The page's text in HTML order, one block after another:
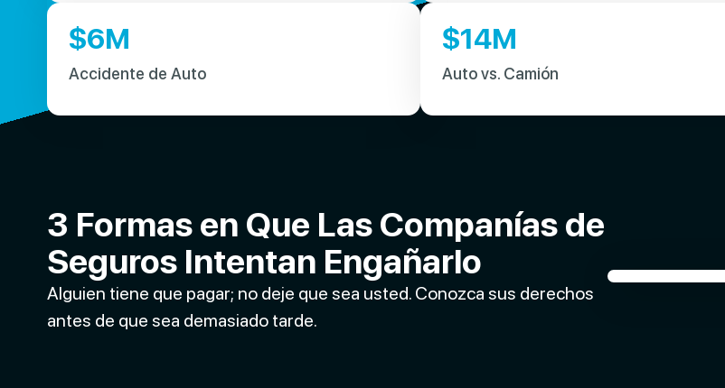
Accidente de Auto
$6M
Auto vs. Camión
$14M
3 Formas en Que Las Companías de
Seguros Intentan Engañarlo
Alguien tiene que pagar; no deje que sea usted. Conozca sus derechos
antes de que sea demasiado tarde.